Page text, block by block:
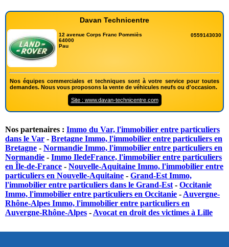
Davan Technicentre
12 avenue Corps Franc Pommiès
64000
Pau
0559143030
Nos équipes commerciales et techniques sont à votre service pour toutes
demandes. Nous vous proposons la vente de véhicules neufs ou d'occasion.
Site : www.davan-technicentre.com
Nos partenaires : Immo du Var, l'immobilier entre particuliers
dans le Var - Bretagne Immo, l'immobilier entre particuliers en
Bretagne - Normandie Immo, l'immobilier entre particuliers en
Normandie - Immo IledeFrance, l'immobilier entre particuliers
en Île-de-France - Nouvelle-Aquitaine Immo, l'immobilier entre
particuliers en Nouvelle-Aquitaine - Grand-Est Immo,
l'immobilier entre particuliers dans le Grand-Est - Occitanie
Immo, l'immobilier entre particuliers en Occitanie - Auvergne-
Rhône-Alpes Immo, l'immobilier entre particuliers en
Auvergne-Rhône-Alpes - Avocat en droit des victimes à Lille